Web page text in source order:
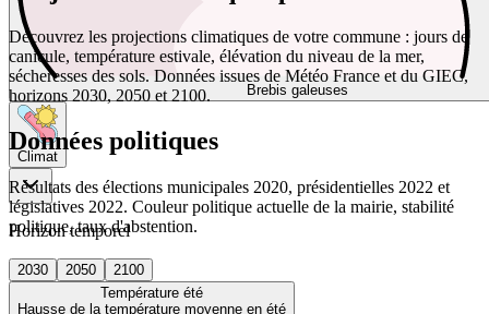
Brebis galeuses
Climat
Horizon temporel
2030 2050
2100
Température été
Hausse de la température moyenne en été
Découvrez les projections climatiques de votre commune : jours de
canicule, température estivale, élévation du niveau de la mer,
sécheresses des sols. Données issues de Météo France et du GIEC,
horizons 2030, 2050 et 2100.
Données politiques
Résultats des élections municipales 2020, présidentielles 2022 et
législatives 2022. Couleur politique actuelle de la mairie, stabilité
politique, taux d'abstention.